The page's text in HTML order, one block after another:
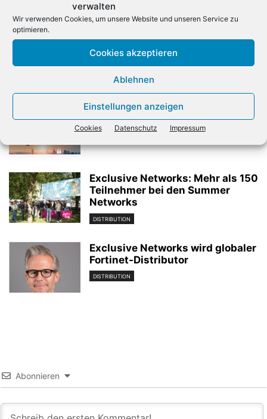
verwalten
Wir verwenden Cookies, um unsere Website und unseren Service zu
optimieren.
Cookies akzeptieren
Ablehnen
Einstellungen anzeigen
Cookies Datenschutz Impressum
Vorheriger Artikel
Bitkom: Der Handel muss
sich neu erfinden
Nächster Artikel
aus
Verwandte Artikel
Also unterstützt beim Ausbau
des Lenovo-Geschäfts
Exclusive Networks: Mehr als 150
Teilnehmer bei den Summer
Networks
DISTRIBUTION
Exclusive Networks wird globaler
Fortinet-Distributor
DISTRIBUTION
Abonnieren